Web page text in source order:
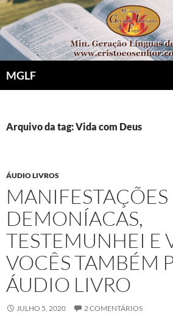
Pular
para
o
conteúdo
MGLF
Arquivo da tag: Vida com Deus
ÁUDIO LIVROS
MANIFESTAÇÕES
DEMONÍACAS,
TESTEMUNHEI E
VOCÊS TAMBÉM
ÁUDIO LIVRO
JULHO 5, 2020 2 COMENTÁRIOS